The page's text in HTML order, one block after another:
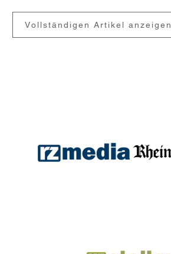
Vollständigen Artikel anzeigen